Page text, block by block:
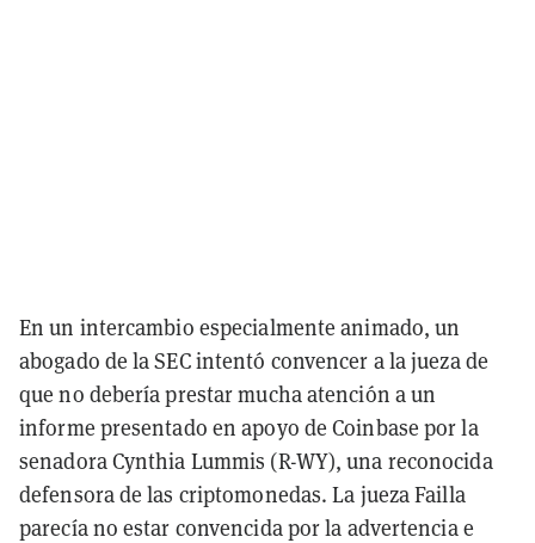
En un intercambio especialmente animado, un
abogado de la SEC intentó convencer a la jueza de
que no debería prestar mucha atención a un
informe presentado en apoyo de Coinbase por la
senadora Cynthia Lummis (R-WY), una reconocida
defensora de las criptomonedas. La jueza Failla
parecía no estar convencida por la advertencia e